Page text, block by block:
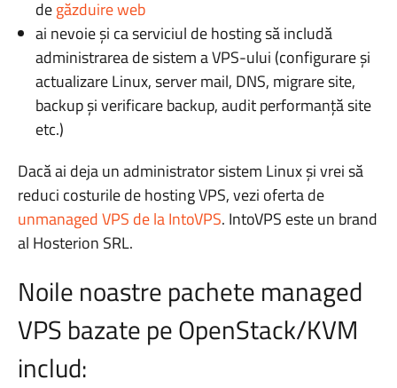
degăzduire web
ai nevoie și ca serviciul de hosting să includă
administrarea de sistem a VPS-ului (configurare și
actualizare Linux, server mail, DNS, migrare site,
backup și verificare backup, audit performanță site
etc.)
Dacă ai deja un administrator sistem Linux și vrei să
reduci costurile de hosting VPS, vezi oferta de
unmanaged VPS de la IntoVPS. IntoVPS este un brand
al Hosterion SRL.
Noile noastre pachete managed
VPS bazate pe OpenStack/KVM
includ: